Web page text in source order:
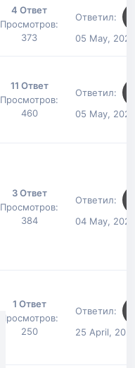
4 Ответ
Просмотров:
373
Ответил:
05 May,
11 Ответ
Просмотров:
460
Ответил:
05 May,
3 Ответ
Просмотров:
384
Ответил:
04 May,
1 Ответ
Просмотров:
250
Ответил:
25 April,